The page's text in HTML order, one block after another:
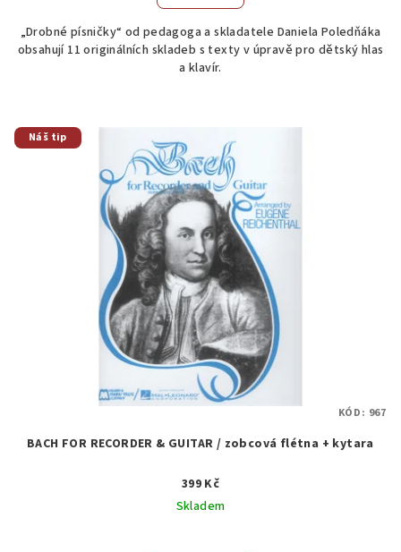
„Drobné písničky“ od pedagoga a skladatele Daniela Poledňáka
obsahují 11 originálních skladeb s texty v úpravě pro dětský hlas
a klavír.
Náš tip
BACH FOR RECORDER & GUITAR / zobcová flétna + kytara
399 Kč
Skladem
KÓD: 967